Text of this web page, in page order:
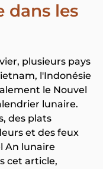
dans les
plusieurs pays
l'Indonésie
le Nouvel
lunaire.
des plats
et des feux
An lunaire
cet article,